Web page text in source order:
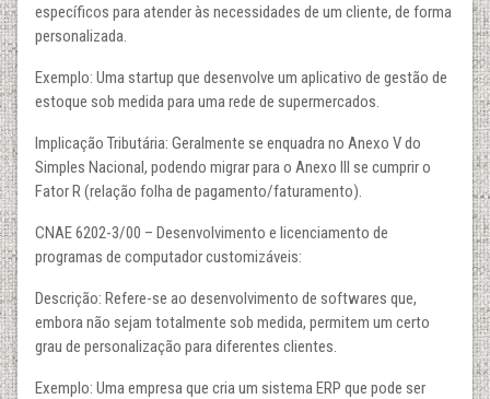
específicos para atender às necessidades de um cliente, de forma
personalizada.
Exemplo: Uma startup que desenvolve um aplicativo de gestão de
estoque sob medida para uma rede de supermercados.
Implicação Tributária: Geralmente se enquadra no Anexo V do
Simples Nacional, podendo migrar para o Anexo III se cumprir o
Fator R (relação folha de pagamento/faturamento).
CNAE 6202-3/00 – Desenvolvimento e licenciamento de
programas de computador customizáveis:
Descrição: Refere-se ao desenvolvimento de softwares que,
embora não sejam totalmente sob medida, permitem um certo
grau de personalização para diferentes clientes.
Exemplo: Uma empresa que cria um sistema ERP que pode ser